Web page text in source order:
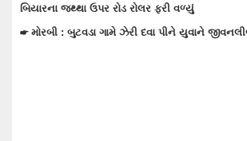
ઇલેક્ટ્રીક શોટ લાગતા મોત
☛ વાંકાનેરમાં પેટમાં દુખાવો ઉપડતા